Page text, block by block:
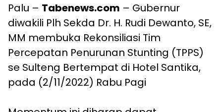
Palu – Tabenews.com – Gubernur
diwakili Plh Sekda Dr. H. Rudi Dewanto, SE,
MM membuka Rekonsiliasi Tim
Percepatan Penurunan Stunting (TPPS)
se Sulteng Bertempat di Hotel Santika,
pada (2/11/2022) Rabu Pagi